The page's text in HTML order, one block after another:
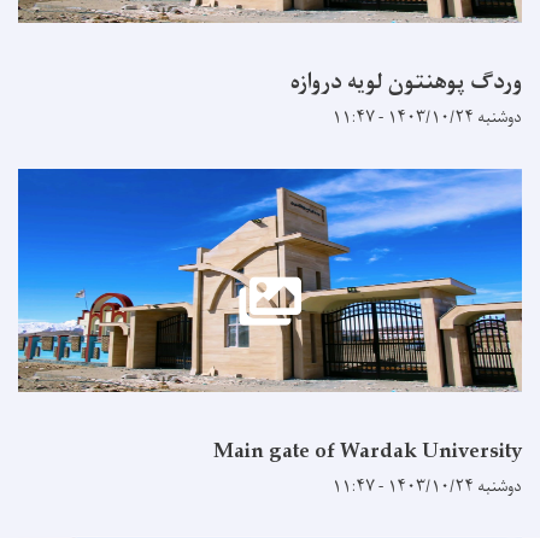
وردګ پوهنتون لویه دروازه
دوشنبه ۱۴۰۳/۱۰/۲۴ - ۱۱:۴۷
Main gate of Wardak University
دوشنبه ۱۴۰۳/۱۰/۲۴ - ۱۱:۴۷